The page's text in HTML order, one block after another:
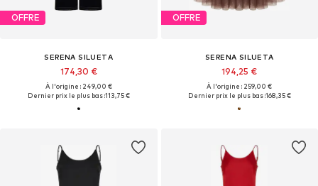
OFFRE
SERENA SILUETA
174,30 €
À l'origine : 249,00 €
Dernier prix le plus bas :113,75 €
OFFRE
SERENA SILUETA
194,25 €
À l'origine : 259,00 €
Dernier prix le plus bas :168,35 €